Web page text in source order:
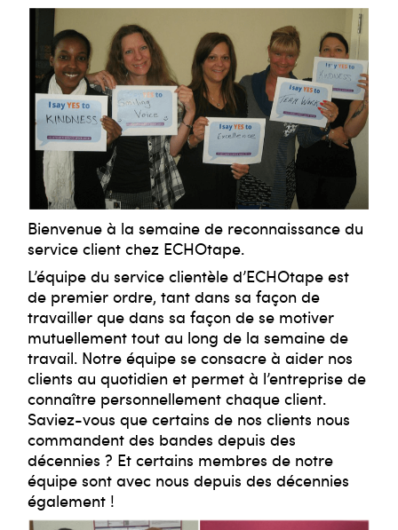
Bienvenue à la semaine de reconnaissance du
service client chez ECHOtape.
L’équipe du service clientèle d’ECHOtape est
de premier ordre, tant dans sa façon de
travailler que dans sa façon de se motiver
mutuellement tout au long de la semaine de
travail. Notre équipe se consacre à aider nos
clients au quotidien et permet à l’entreprise de
connaître personnellement chaque client.
Saviez-vous que certains de nos clients nous
commandent des bandes depuis des
décennies ? Et certains membres de notre
équipe sont avec nous depuis des décennies
également !